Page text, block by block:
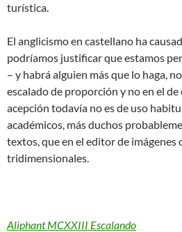
turística.
El anglicismo en castellano ha
podríamos justificar que estamos
– y habrá alguien más que lo haga,
escalado de proporción y no en el de
acepción todavía no es de uso
académicos, más duchos
textos, que en el editor de imágenes
tridimensionales.
Aliphant MCXXIII Escalando